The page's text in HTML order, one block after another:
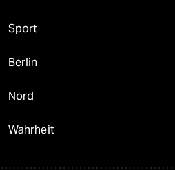
Sport
Berlin
Nord
Wahrheit